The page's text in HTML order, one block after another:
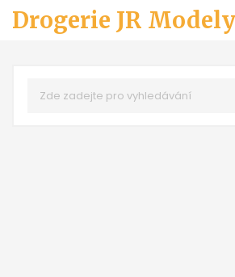
Drogerie JR Modely